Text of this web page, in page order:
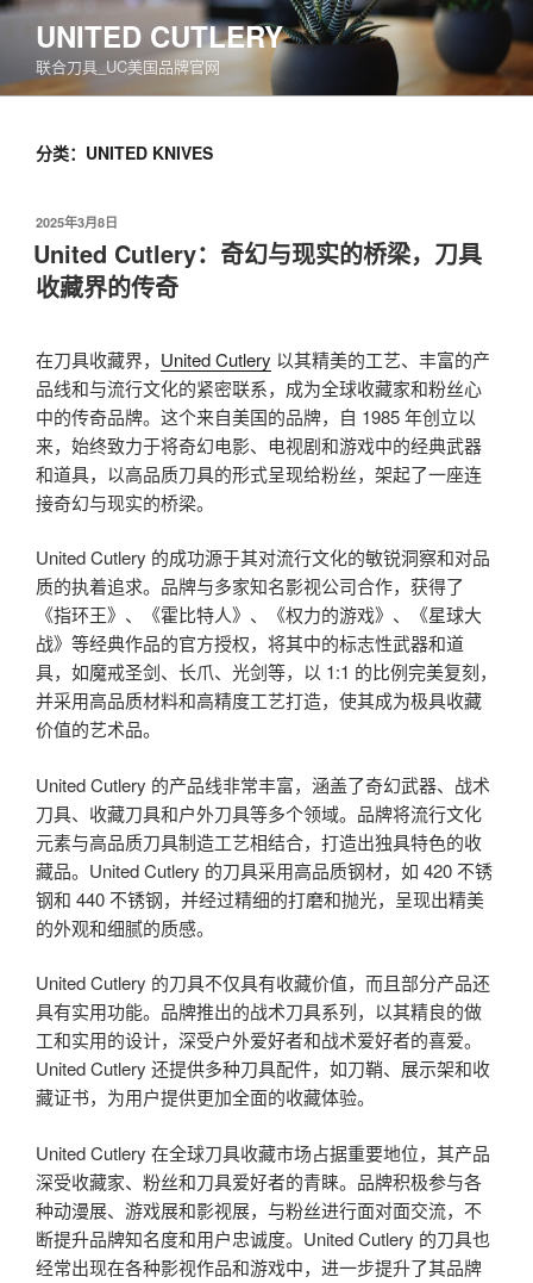
跳
容
UNITED CUTLERY
联合刀具_UC美国品牌官网
分类：UNITED KNIVES
发
布
于
2025年3月8日
United Cutlery：奇幻与现实的桥梁，刀具
收藏界的传奇
在刀具收藏界， United Cutlery 以其精美的工艺、丰富的产
品线和与流行文化的紧密联系，成为全球收藏家和粉丝心
中的传奇品牌。这个来自美国的品牌，自 1985 年创立以
来，始终致力于将奇幻电影、电视剧和游戏中的经典武器
和道具，以高品质刀具的形式呈现给粉丝，架起了一座连
接奇幻与现实的桥梁。
United Cutlery 的成功源于其对流行文化的敏锐洞察和对品
质的执着追求。品牌与多家知名影视公司合作，获得了
《指环王》、《霍比特人》、《权力的游戏》、《星球大
战》等经典作品的官方授权，将其中的标志性武器和道
具，如魔戒圣剑、长爪、光剑等，以 1:1 的比例完美复刻，
并采用高品质材料和高精度工艺打造，使其成为极具收藏
价值的艺术品。
United Cutlery 的产品线非常丰富，涵盖了奇幻武器、战术
刀具、收藏刀具和户外刀具等多个领域。品牌将流行文化
元素与高品质刀具制造工艺相结合，打造出独具特色的收
藏品。United Cutlery 的刀具采用高品质钢材，如 420 不锈
钢和 440 不锈钢，并经过精细的打磨和抛光，呈现出精美
的外观和细腻的质感。
United Cutlery 的刀具不仅具有收藏价值，而且部分产品还
具有实用功能。品牌推出的战术刀具系列，以其精良的做
工和实用的设计，深受户外爱好者和战术爱好者的喜爱。
United Cutlery 还提供多种刀具配件，如刀鞘、展示架和收
藏证书，为用户提供更加全面的收藏体验。
United Cutlery 在全球刀具收藏市场占据重要地位，其产品
深受收藏家、粉丝和刀具爱好者的青睐。品牌积极参与各
种动漫展、游戏展和影视展，与粉丝进行面对面交流，不
断提升品牌知名度和用户忠诚度。United Cutlery 的刀具也
经常出现在各种影视作品和游戏中，进一步提升了其品牌